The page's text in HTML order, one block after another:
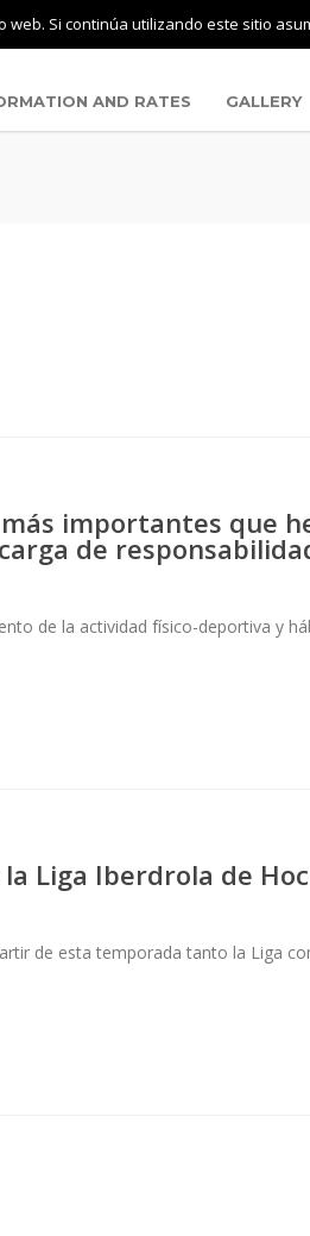
AND RATES GALLERY
más importantes que
de
de la actividad físico-deportiva y
Liga Iberdrola de
de esta temporada tanto la Liga
Si continúa utilizando este sitio